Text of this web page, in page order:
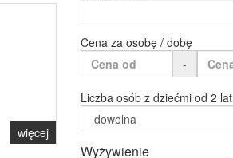
więcej
Cena za osobę / dobę
-
Liczba osób z dziećmi od 2 lat
dowolna
Wyżywienie